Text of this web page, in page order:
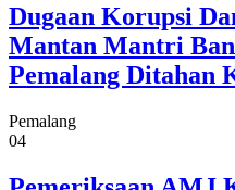
Dugaan Korupsi
Mantan Mantri
Pemalang Ditahan
Pemalang
04